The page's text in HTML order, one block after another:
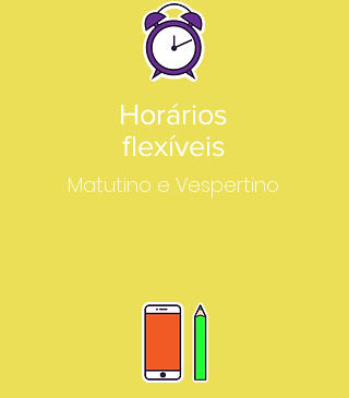
Horários
flexíveis
Matutino e Vespertino